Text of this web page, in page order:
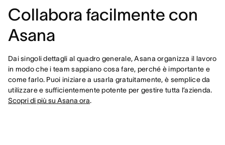
Collabora facilmente con
Asana
Dai singoli dettagli al quadro generale, Asana organizza il lavoro
in modo che i team sappiano cosa fare, perché è importante e
come farlo. Puoi iniziare a usarla gratuitamente, è semplice da
utilizzare e sufficientemente potente per gestire tutta l’azienda.
Scopri di più su Asana ora.